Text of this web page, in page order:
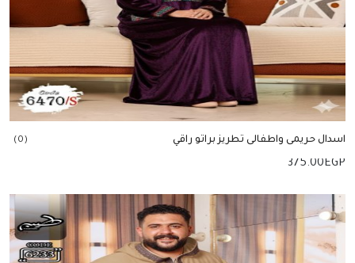
اسدال حريمى واطفالى تطريز براتو راقي (0)
375.00EGP